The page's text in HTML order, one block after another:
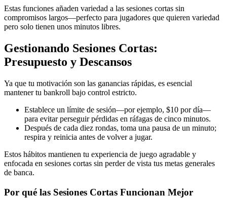
Estas funciones añaden variedad a las sesiones cortas sin
compromisos largos—perfecto para jugadores que quieren variedad
pero solo tienen unos minutos libres.
Gestionando Sesiones Cortas:
Presupuesto y Descansos
Ya que tu motivación son las ganancias rápidas, es esencial
mantener tu bankroll bajo control estricto.
Establece un límite de sesión—por ejemplo, $10 por día—
para evitar perseguir pérdidas en ráfagas de cinco minutos.
Después de cada diez rondas, toma una pausa de un minuto;
respira y reinicia antes de volver a jugar.
Estos hábitos mantienen tu experiencia de juego agradable y
enfocada en sesiones cortas sin perder de vista tus metas generales
de banca.
Por qué las Sesiones Cortas Funcionan Mejor